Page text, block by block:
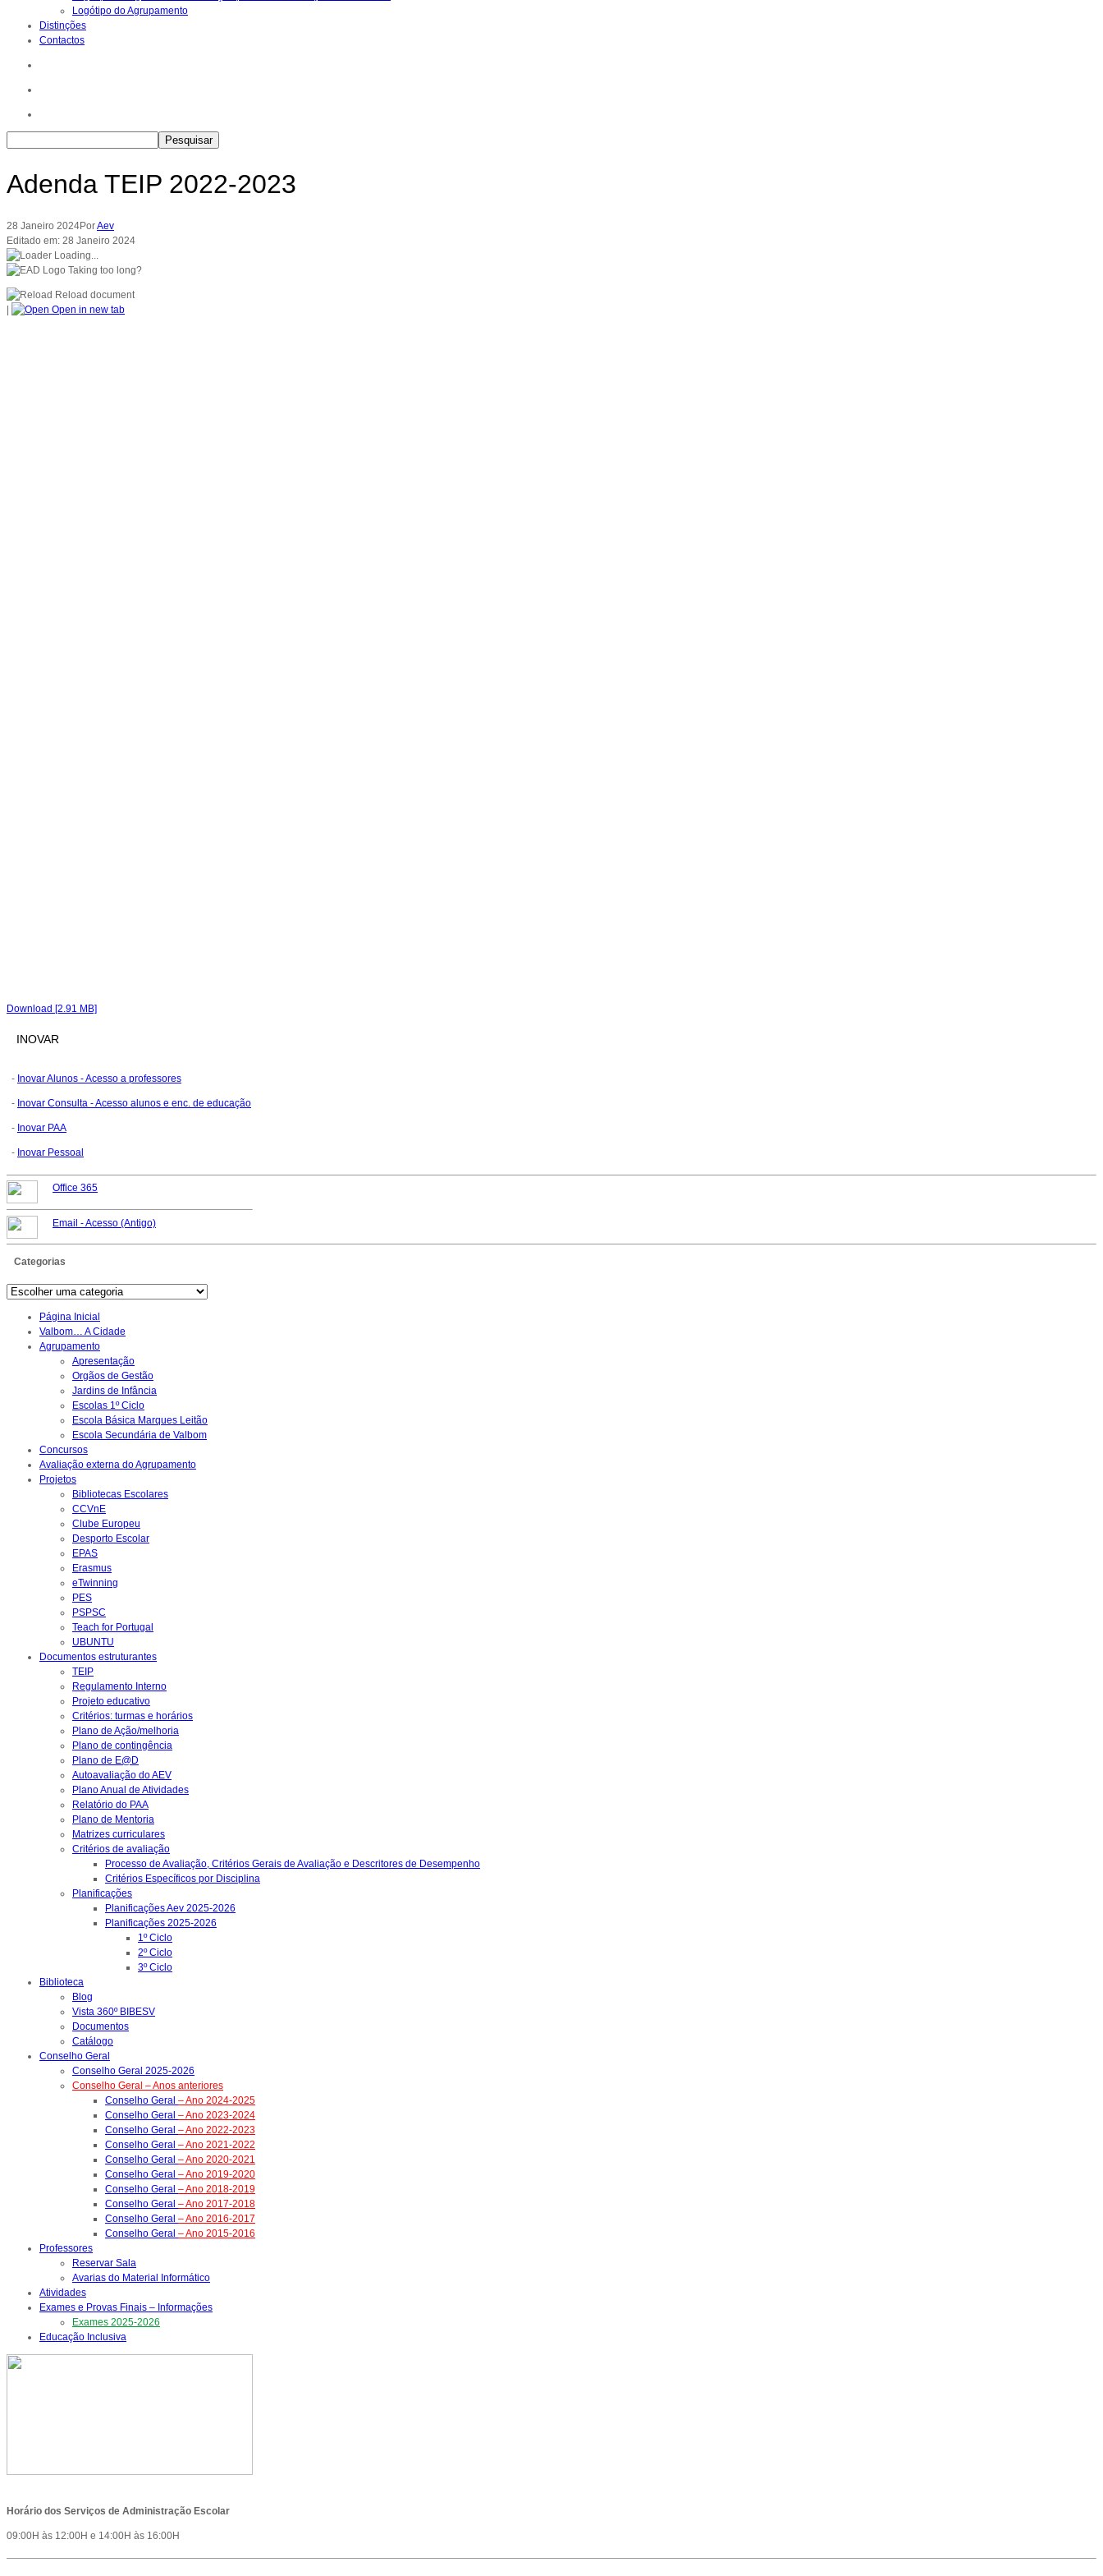
Logótipo do Agrupamento
Distinções
Contactos
Adenda TEIP 2022-2023
28 Janeiro 2024PorAev
Editado em: 28 Janeiro 2024
Loading...
Taking too long?
Reload document
Open in new tab
Download [2.91 MB]
INOVAR
- Inovar Alunos - Acesso a professores
- Inovar Consulta - Acesso alunos e enc. de educação
- Inovar PAA
- Inovar Pessoal
Office 365
Email -Acesso (Antigo)
Categorias
Página Inicial
Valbom… A Cidade
Agrupamento
Apresentação
Orgãos de Gestão
Jardins de Infância
Escolas 1º Ciclo
Escola Básica Marques Leitão
Escola Secundária de Valbom
Concursos
Avaliação externa do Agrupamento
Projetos
Bibliotecas Escolares
CCVnE
Clube Europeu
Desporto Escolar
EPAS
Erasmus
eTwinning
PES
PSPSC
Teach for Portugal
UBUNTU
Documentos estruturantes
TEIP
Regulamento Interno
Projeto educativo
Critérios: turmas e horários
Plano de Ação/melhoria
Plano de contingência
Plano de E@D
Autoavaliação do AEV
Plano Anual de Atividades
Relatório do PAA
Plano de Mentoria
Matrizes curriculares
Critérios de avaliação
Processo de Avaliação, Critérios Gerais de Avaliação e Descritores de Desempenho
Critérios Específicos por Disciplina
Planificações
Planificações Aev 2025-2026
Planificações 2025-2026
1º Ciclo
2º Ciclo
3º Ciclo
Biblioteca
Blog
Vista 360º BIBESV
Documentos
Catálogo
Conselho Geral
Conselho Geral 2025-2026
Conselho Geral – Anos anteriores
Conselho Geral – Ano 2024-2025
Conselho Geral – Ano 2023-2024
Conselho Geral – Ano 2022-2023
Conselho Geral – Ano 2021-2022
Conselho Geral – Ano 2020-2021
Conselho Geral – Ano 2019-2020
Conselho Geral – Ano 2018-2019
Conselho Geral – Ano 2017-2018
Conselho Geral – Ano 2016-2017
Conselho Geral – Ano 2015-2016
Professores
Reservar Sala
Avarias do Material Informático
Atividades
Exames e Provas Finais – Informações
Exames 2025-2026
Educação Inclusiva
Horário dos Serviços de Administração Escolar
09:00H às 12:00H e 14:00H às 16:00H